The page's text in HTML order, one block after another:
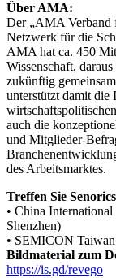
Über AMA:
Der „AMA Verband
Netzwerk für die
AMA hat ca. 450
Wissenschaft,
zukünftig
unterstützt damit die
auch die
und Mitglieder-
des Arbeitsmarktes.
Treffen Sie
• China
Shenzhen)
• SEMICON
Bildmaterial zum
https://is.gd/revego